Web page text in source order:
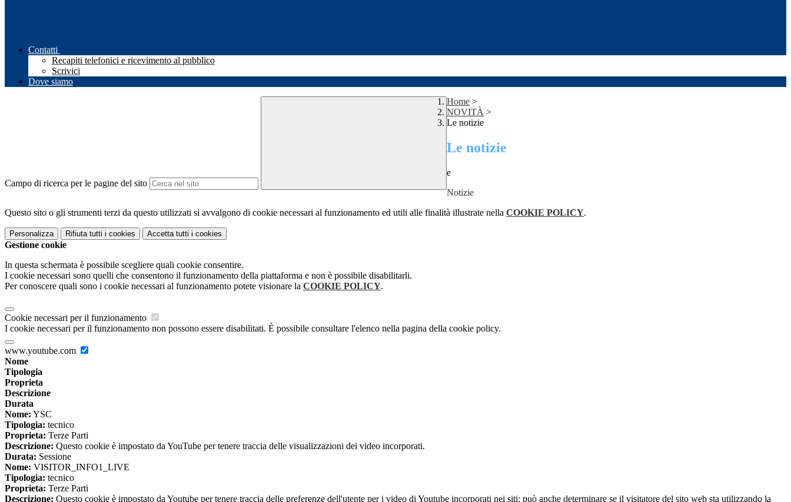
Contatti
Recapiti telefonici e ricevimento al pubblico
Scrivici
Dove siamo
Campo di ricerca per le pagine del sito
Home >
NOVITÀ >
Le notizie
Le notizie
e
Notizie
Questo sito o gli strumenti terzi da questo utilizzati si avvalgono di cookie necessari al funzionamento ed utili alle finalità illustrate nella COOKIE POLICY.
Personalizza Rifiuta tutti i cookies Accetta tutti i cookies
Gestione cookie
In questa schermata è possibile scegliere quali cookie consentire.
I cookie necessari sono quelli che consentono il funzionamento della piattaforma e non è possibile disabilitarli.
Per conoscere quali sono i cookie necessari al funzionamento potete visionare la COOKIE POLICY.
Cookie necessari per il funzionamento
I cookie necessari per il funzionamento non possono essere disabilitati. È possibile consultare l'elenco nella pagina della cookie policy.
www.youtube.com
Nome
Tipologia
Proprieta
Descrizione
Durata
Nome: YSC
Tipologia: tecnico
Proprieta: Terze Parti
Descrizione: Questo cookie è impostato da YouTube per tenere traccia delle visualizzazioni dei video incorporati.
Durata: Sessione
Nome: VISITOR_INFO1_LIVE
Tipologia: tecnico
Proprieta: Terze Parti
Descrizione: Questo cookie è impostato da Youtube per tenere traccia delle preferenze dell'utente per i video di Youtube incorporati nei siti; può anche determinare se il visitatore del sito web sta utilizzando la